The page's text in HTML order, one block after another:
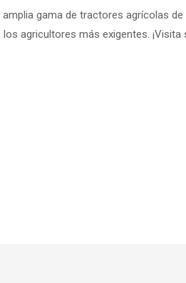
gama de tractores agrícolas
agricultores más exigentes. ¡Visita